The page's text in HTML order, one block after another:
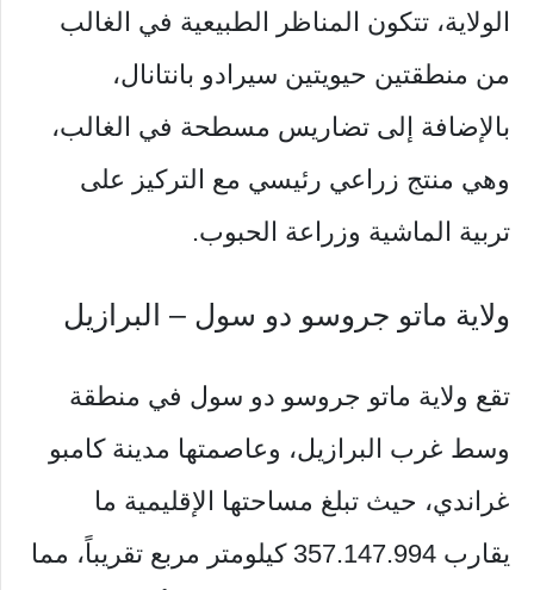
الولاية، تتكون المناظر الطبيعية في الغالب
من منطقتين حيويتين سيرادو بانتانال،
بالإضافة إلى تضاريس مسطحة في الغالب،
وهي منتج زراعي رئيسي مع التركيز على
تربية الماشية وزراعة الحبوب.
ولاية ماتو جروسو دو سول – البرازيل
تقع ولاية ماتو جروسو دو سول في منطقة
وسط غرب البرازيل، وعاصمتها مدينة كامبو
غراندي، حيث تبلغ مساحتها الإقليمية ما
يقارب 357.147.994 كيلومتر مربع تقريباً، مما